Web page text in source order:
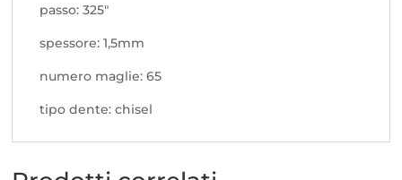
passo: 325"
spessore: 1,5mm
numero maglie: 65
tipo dente: chisel